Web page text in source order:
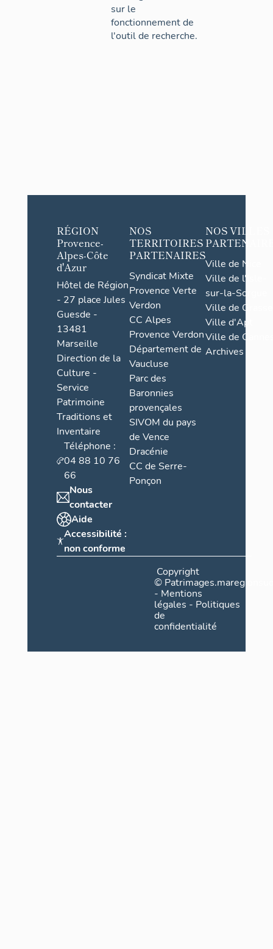
sur le
fonctionnement de
l'outil de recherche.
RÉGION
Provence-
Alpes-Côte
d'Azur
Hôtel de Région
- 27 place Jules
Guesde -
13481
Marseille
Direction de la
Culture -
Service
Patrimoine
Traditions et
Inventaire
Téléphone :
04 88 10 76
66
Nous
contacter
Aide
Accessibilité :
non conforme
NOS
TERRITOIRES
PARTENAIRES
Syndicat Mixte
Provence Verte
Verdon
CC Alpes
Provence Verdon
Département de
Vaucluse
Parc des
Baronnies
provençales
SIVOM du pays
de Vence
Dracénie
CC de Serre-
Ponçon
NOS VILLES
Ville de Nice
Ville de l'Isle-
sur-la-Sorgue
Ville de Grasse
Ville d'Apt
Ville de
Archives
Copyright
©
- Mentions
légales - Politiques
de
confidentialité